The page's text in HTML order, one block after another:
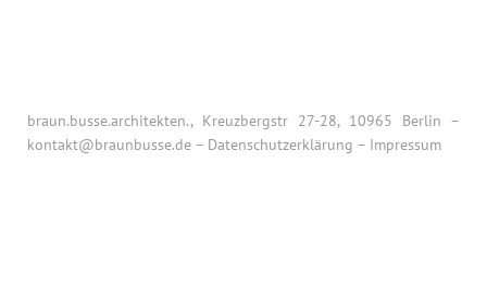
braun.busse.architekten., Kreuzbergstr 27-28, 10965 Berlin –
kontakt@braunbusse.de – Datenschutzerklärung – Impressum